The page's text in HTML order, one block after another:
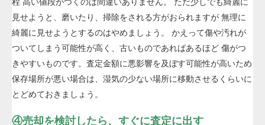
見せようと、磨いたり、掃除をされる方がおられますが 無理に
綺麗に見せようとするのはやめましょう。 かえって傷や汚れが
ついてしまう可能性が高く、古いものであればあるほど 傷がつ
きやすいものです。査定金額に悪影響を及ぼす可能性が高いため
保存場所が悪い場合は、湿気の少ない場所に移動させるくらいに
とどめておきましょう。
④売却を検討したら、すぐに査定に出す